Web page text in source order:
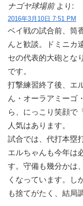
ナゴヤ球場前 より:
2016年3月10日 7:51 PM
ベイ戦の試合前、筒
んと歓談。ドミニカ
セの代表的大砲とな
です。
打撃練習終了後、エ
ん・オーラアミーゴ
ら、にっこり笑顔で
人気はあります。
試合では、代打本塁
エルちゃんも今年は
す。守備も幾分かは
くなっています。し
も捨てがたく、結局